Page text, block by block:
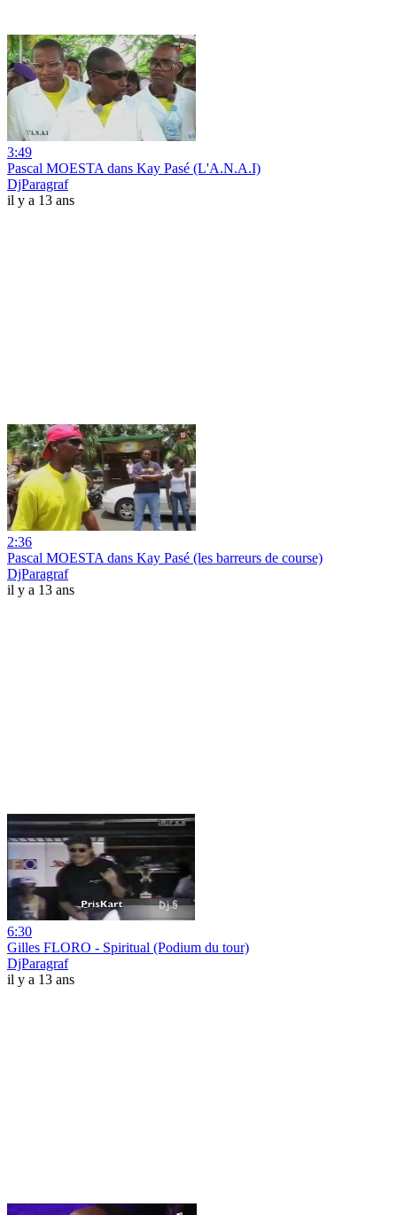
3:49
Pascal MOESTA dans Kay Pasé (L'A.N.A.I)
DjParagraf
il y a 13 ans
2:36
Pascal MOESTA dans Kay Pasé (les barreurs de course)
DjParagraf
il y a 13 ans
6:30
Gilles FLORO - Spiritual (Podium du tour)
DjParagraf
il y a 13 ans